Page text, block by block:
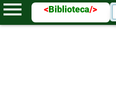
<Biblioteca/>